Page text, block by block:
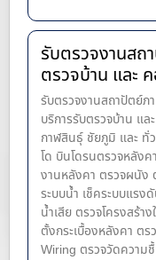
รับตรวจงานสถ
ตรวจบ้าน และ
รับตรวจงานสถาปัตย์ภ
บริการรับตรวจบ้าน แ
กาฬสินธุ์ ชัยภูมิ และ ทั่
โด บินโดรนตรวจหลังค
งานหลังคา ตรวจผนัง
ระบบน้ำ เช็คระบบแร
น้ำ​เสีย ตรวจโครงสร้า
ตั้งกระเบื้องหลังคา ตร
Wiring ตรวจวัดความ